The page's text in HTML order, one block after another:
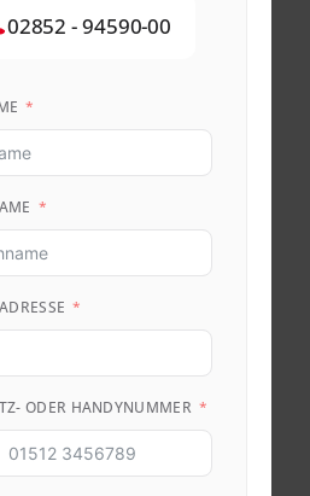
02852 - 94590-00
ODER HANDYNUMMER